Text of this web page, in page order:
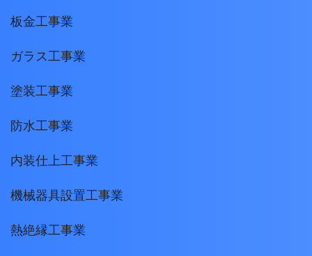
板金工事業
ガラス工事業
塗装工事業
防水工事業
内装仕上工事業
機械器具設置工事業
熱絶縁工事業